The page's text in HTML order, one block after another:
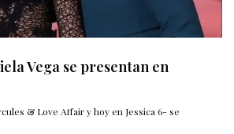
Vega se presentan en
& Love Affair y hoy en Jessica 6- se